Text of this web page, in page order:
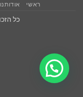
ראשי אודותנו
כל